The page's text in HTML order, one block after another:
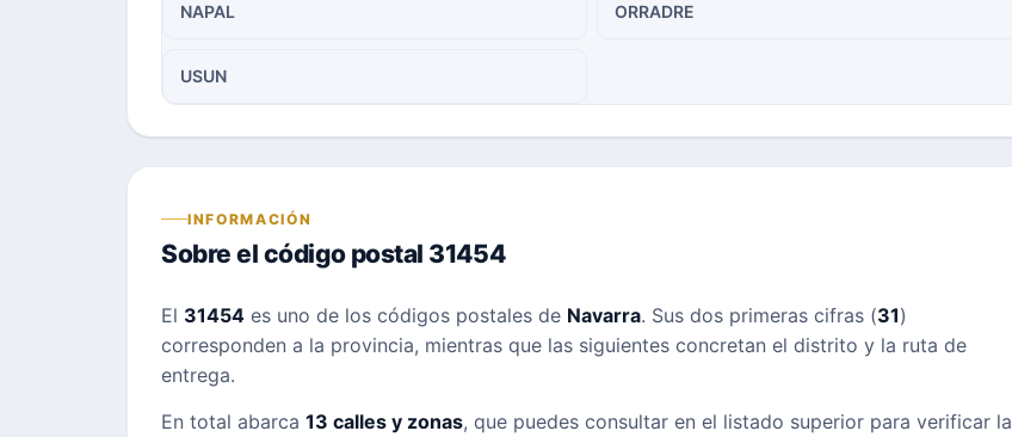
NAPAL ORRADRE
USUN
INFORMACIÓN
Sobre el código postal 31454
El 31454 es uno de los códigos postales de Navarra. Sus dos primeras cifras (31)
corresponden a la provincia, mientras que las siguientes concretan el distrito y la ruta de
entrega.
En total abarca 13 calles y zonas, que puedes consultar en el listado superior para verificar la